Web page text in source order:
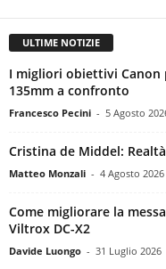
ULTIME NOTIZIE
I migliori obiettivi
135mm a confronto
Francesco Pecini - 5 Agosto
Cristina de Middel:
Matteo Monzali - 4 Agosto 2026
Come migliorare la
Viltrox DC-X2
Davide Luongo - 31 Luglio 2026